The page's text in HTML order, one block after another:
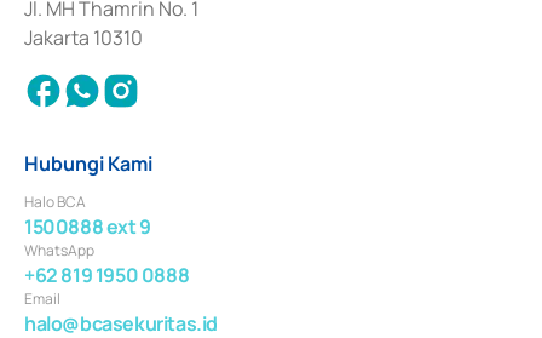
Jl. MH Thamrin No. 1
Jakarta 10310
Hubungi Kami
Halo BCA
1500888 ext 9
WhatsApp
+62 819 1950 0888
Email
halo@bcasekuritas.id